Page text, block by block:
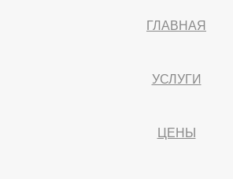
ГЛАВНАЯ
УСЛУГИ
ЦЕНЫ